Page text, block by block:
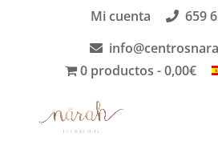
Mi cuenta
659
0 productos
0,00€